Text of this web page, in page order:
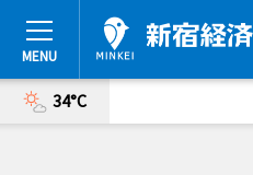
34°C